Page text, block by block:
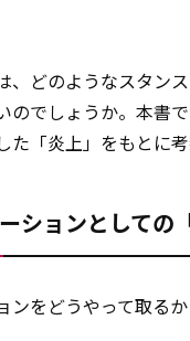
、どのようなスタン
のでしょうか。本書
た「炎上」をもとに考
ションとしての
ンをどうやって取るか